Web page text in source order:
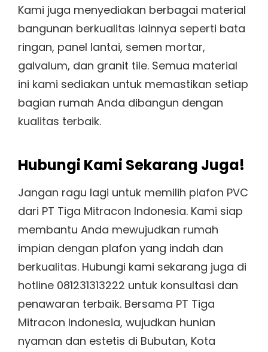
Kami juga menyediakan berbagai material
bangunan berkualitas lainnya seperti bata
ringan, panel lantai, semen mortar,
galvalum, dan granit tile. Semua material
ini kami sediakan untuk memastikan setiap
bagian rumah Anda dibangun dengan
kualitas terbaik.
Hubungi Kami Sekarang Juga!
Jangan ragu lagi untuk memilih plafon PVC
dari PT Tiga Mitracon Indonesia. Kami siap
membantu Anda mewujudkan rumah
impian dengan plafon yang indah dan
berkualitas. Hubungi kami sekarang juga di
hotline 081231313222 untuk konsultasi dan
penawaran terbaik. Bersama PT Tiga
Mitracon Indonesia, wujudkan hunian
nyaman dan estetis di Bubutan, Kota